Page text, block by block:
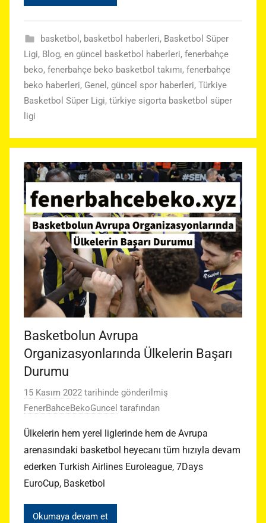
basketbol , basketbol haberleri, Basketbol Süper
Ligi, Blog, en güncel basketbol haberleri, fenerbahçe
beko, fenerbahçe beko basketbol takımı, fenerbahçe
beko haberleri, Genel , güncel spor haberleri, Türkiye
Basketbol Süper Ligi, türkiye sigorta basketbol süper
ligi
Basketbolun Avrupa
Organizasyonlarında Ülkelerin Başarı
Durumu
15 Kasım 2022 tarihinde gönderilmiş
FenerBahceBekoGuncel tarafından
Ülkelerin hem yerel liglerinde hem de Avrupa
arenasındaki basketbol heyecanı tüm hızıyla devam
ederken Turkish Airlines Euroleague, 7Days
EuroCup, Basketbol
Okumaya devam et